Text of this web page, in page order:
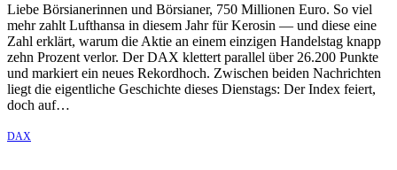
Liebe Börsianerinnen und Börsianer, 750 Millionen Euro. So viel
mehr zahlt Lufthansa in diesem Jahr für Kerosin — und diese eine
Zahl erklärt, warum die Aktie an einem einzigen Handelstag knapp
zehn Prozent verlor. Der DAX klettert parallel über 26.200 Punkte
und markiert ein neues Rekordhoch. Zwischen beiden Nachrichten
liegt die eigentliche Geschichte dieses Dienstags: Der Index feiert,
doch auf…
DAX